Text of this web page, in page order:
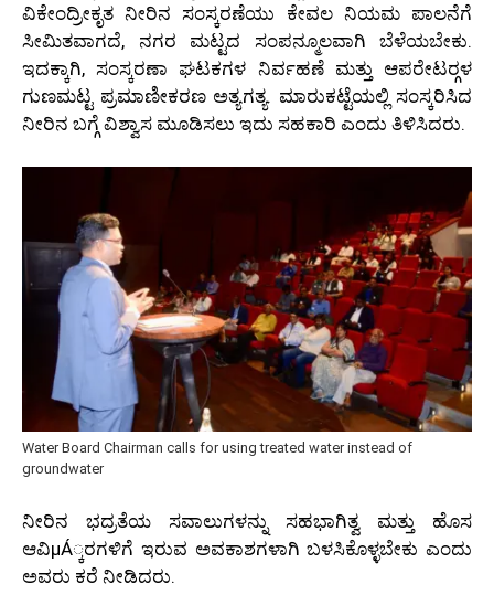
ವಿಕೇಂದ್ರೀಕೃತ ನೀರಿನ ಸಂಸ್ಕರಣೆಯು ಕೇವಲ ನಿಯಮ ಪಾಲನೆಗೆ
ಸೀಮಿತವಾಗದೆ, ನಗರ ಮಟ್ಟದ ಸಂಪನ್ಮೂಲವಾಗಿ ಬೆಳೆಯಬೇಕು.
ಇದಕ್ಕಾಗಿ, ಸಂಸ್ಕರಣಾ ಘಟಕಗಳ ನಿರ್ವಹಣೆ ಮತ್ತು ಆಪರೇಟರ್‍ಗಳ
ಗುಣಮಟ್ಟ ಪ್ರಮಾಣೀಕರಣ ಅತ್ಯಗತ್ಯ. ಮಾರುಕಟ್ಟೆಯಲ್ಲಿ ಸಂಸ್ಕರಿಸಿದ
ನೀರಿನ ಬಗ್ಗೆ ವಿಶ್ವಾಸ ಮೂಡಿಸಲು ಇದು ಸಹಕಾರಿ ಎಂದು ತಿಳಿಸಿದರು.
Water Board Chairman calls for using treated water instead of
groundwater
ನೀರಿನ ಭದ್ರತೆಯ ಸವಾಲುಗಳನ್ನು ಸಹಭಾಗಿತ್ವ ಮತ್ತು ಹೊಸ
ಆವಿμÁ್ಕರಗಳಿಗೆ ಇರುವ ಅವಕಾಶಗಳಾಗಿ ಬಳಸಿಕೊಳ್ಳಬೇಕು ಎಂದು
ಅವರು ಕರೆ ನೀಡಿದರು.